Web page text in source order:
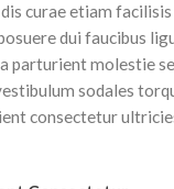
curae etiam
dui faucibus
parturient molestie
sodales
consectetur